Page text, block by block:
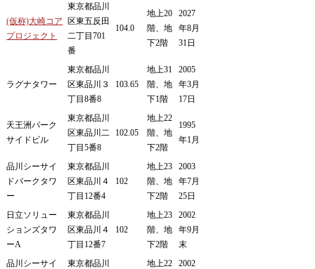
(仮称)大崎コア
プロジェクト
東京都品川
区東五反田
二丁目701
番
104.0
地上20
階、地
下2階
2027
年8月
31日
ラグナタワー
東京都品川
区東品川３
丁目8番8
103.65
地上31
階、地
下1階
2005
年3月
17日
天王洲パーク
サイドビル
東京都品川
区東品川二
丁目5番8
102.05
地上22
階、地
下2階
1995
年1月
品川シーサイ
ドパークタワ
ー
東京都品川
区東品川４
丁目12番4
102
地上23
階、地
下2階
2003
年7月
25日
日立ソリュー
ションズタワ
ーA
東京都品川
区東品川４
丁目12番7
102
地上23
階、地
下2階
2002
年9月
末
品川シーサイ
東京都品川
地上22
2002